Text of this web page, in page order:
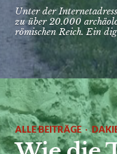
Unter der
zu über 20.000
römischen Reich. Ein
ALLE BEITRÄGE ·